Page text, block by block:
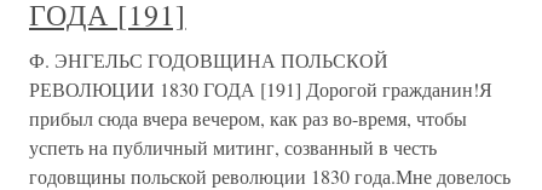
ГОДА [191]
Ф. ЭНГЕЛЬС ГОДОВЩИНА ПОЛЬСКОЙ
РЕВОЛЮЦИИ 1830 ГОДА [191] Дорогой гражданин!Я
прибыл сюда вчера вечером, как раз во-время, чтобы
успеть на публичный митинг, созванный в честь
годовщины польской революции 1830 года.Мне довелось